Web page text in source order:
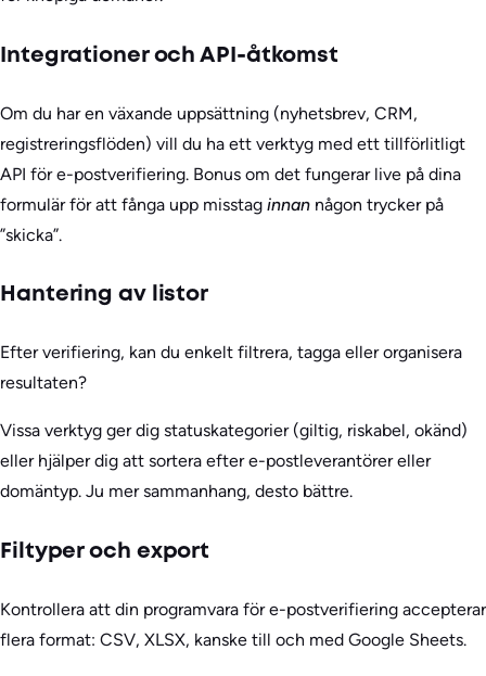
Integrationer och API-åtkomst
Om du har en växande uppsättning (nyhetsbrev, CRM,
registreringsflöden) vill du ha ett verktyg med ett tillförlitligt
API för e-postverifiering. Bonus om det fungerar live på dina
formulär för att fånga upp misstag innan någon trycker på
”skicka”.
Hantering av listor
Efter verifiering, kan du enkelt filtrera, tagga eller organisera
resultaten?
Vissa verktyg ger dig statuskategorier (giltig, riskabel, okänd)
eller hjälper dig att sortera efter e-postleverantörer eller
domäntyp. Ju mer sammanhang, desto bättre.
Filtyper och export
Kontrollera att din programvara för e-postverifiering accepterar
flera format: CSV, XLSX, kanske till och med Google Sheets.